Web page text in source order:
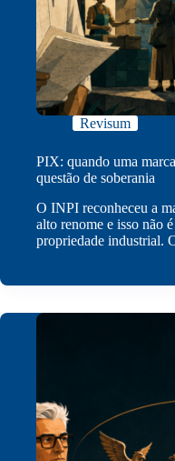
Revisum
PIX: quando uma
questão de soberania
O INPI reconheceu a
alto renome e isso não
propriedade industrial.